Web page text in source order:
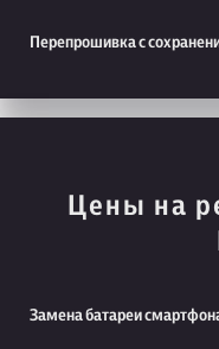
Перепрошивка с
Цены на
Замена батареи